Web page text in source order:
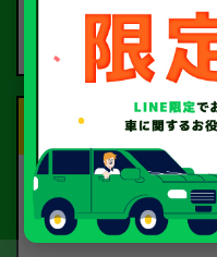
ご依頼ください。
Step.3